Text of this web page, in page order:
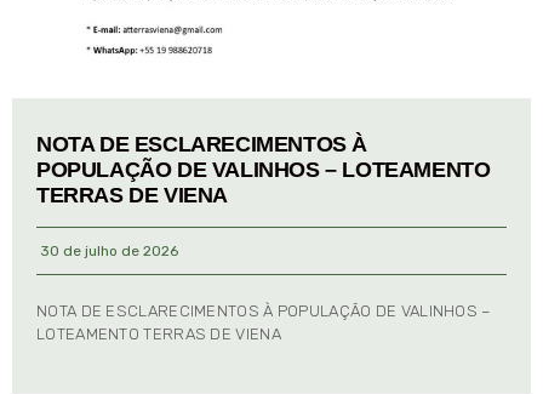
NOTA DE ESCLARECIMENTOS À
POPULAÇÃO DE VALINHOS – LOTEAMENTO
TERRAS DE VIENA
30 de julho de 2026
NOTA DE ESCLARECIMENTOS À POPULAÇÃO DE VALINHOS –
LOTEAMENTO TERRAS DE VIENA